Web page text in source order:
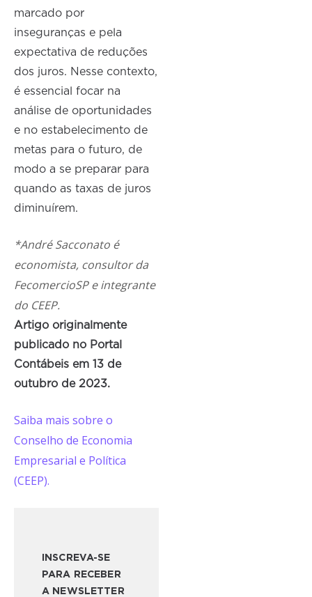
marcado por
inseguranças e pela
expectativa de reduções
dos juros. Nesse contexto,
é essencial focar na
análise de oportunidades
e no estabelecimento de
metas para o futuro, de
modo a se preparar para
quando as taxas de juros
diminuírem.
*André Sacconato é
economista, consultor da
FecomercioSP e integrante
do CEEP.
Artigo originalmente
publicado no Portal
Contábeis em 13 de
outubro de 2023.
Saiba mais sobre o
Conselho de Economia
Empresarial e Política
(CEEP).
INSCREVA-SE
PARA RECEBER
A NEWSLETTER